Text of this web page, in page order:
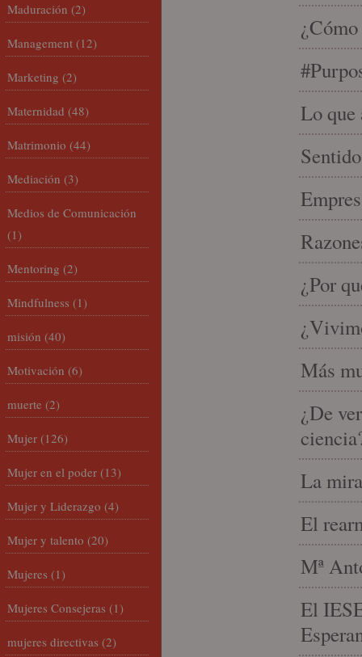
Lo que
¿Por
Más
¿De
La
El
Mª
El
Maduración (2)
Management (12)
Marketing (2)
Maternidad (48)
Matrimonio (44)
Mediación (3)
Medios de Comunicación
(1)
Mentoring (2)
Mindfulness (1)
misión (40)
Motivación (6)
muerte (2)
Mujer (126)
Mujer en el poder (13)
Mujer y Liderazgo (4)
Mujer y talento (20)
Mujeres (1)
Mujeres Consejeras (1)
mujeres directivas (2)